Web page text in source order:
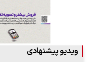
ویدیو پیشنهادی